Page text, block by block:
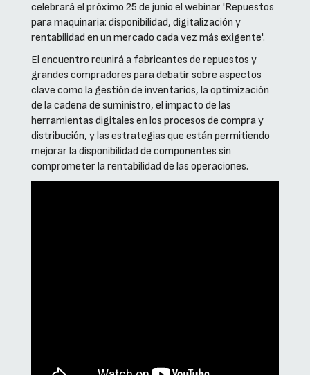
celebrará el próximo 25 de junio el webinar 'Repuestos
para maquinaria: disponibilidad, digitalización y
rentabilidad en un mercado cada vez más exigente'.
El encuentro reunirá a fabricantes de repuestos y
grandes compradores para debatir sobre aspectos
clave como la gestión de inventarios, la optimización
de la cadena de suministro, el impacto de las
herramientas digitales en los procesos de compra y
distribución, y las estrategias que están permitiendo
mejorar la disponibilidad de componentes sin
comprometer la rentabilidad de las operaciones.